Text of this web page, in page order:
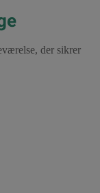
der sikrer